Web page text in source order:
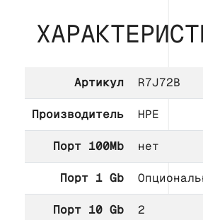
Артикул R7J72B
Производитель HPE
Порт 100Mb нет
Порт 1 Gb
Порт 10 Gb 2